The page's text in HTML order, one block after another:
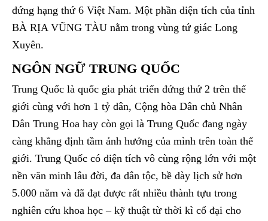
đứng hạng thứ 6 Việt Nam. Một phần diện tích của tỉnh
BÀ RỊA VŨNG TÀU nằm trong vùng tứ giác Long
Xuyên.
NGÔN NGỮ TRUNG QUỐC
Trung Quốc là quốc gia phát triển đứng thứ 2 trên thế
giới cùng với hơn 1 tỷ dân, Cộng hòa Dân chủ Nhân
Dân Trung Hoa hay còn gọi là Trung Quốc đang ngày
càng khẳng định tầm ảnh hưởng của mình trên toàn thế
giới. Trung Quốc có diện tích vô cùng rộng lớn với một
nền văn minh lâu đời, đa dân tộc, bề dày lịch sử hơn
5.000 năm và đã đạt được rất nhiều thành tựu trong
nghiên cứu khoa học – kỹ thuật từ thời kì cổ đại cho